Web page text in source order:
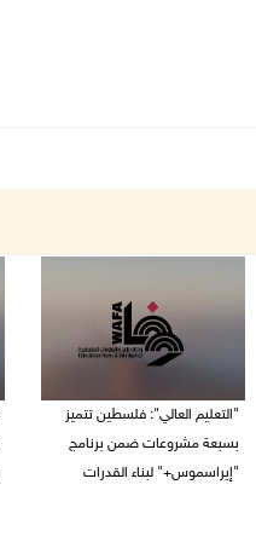
"التعليم العالي": فلسطين تتميز
بسبعة مشروعات ضمن برنامج
"إيراسموس+" لبناء القدرات